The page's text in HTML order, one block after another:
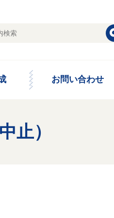
お問い合わせ
止）